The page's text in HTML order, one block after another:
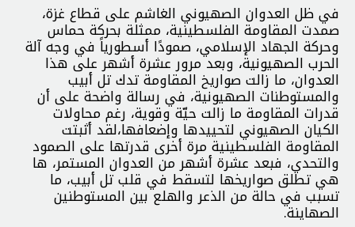
في ظل العدوان الصهيوني الغاشم على قطاع غزة،
صمدت المقاومة الفلسطينية، ممثلة بحركة حماس
وحركة الجهاد الإسلامي، صمودًا أسطورياً في وجه آلة
الحرب الصهيونية، وبعد مرور عشرة أشهر على هذا
العدوان، ما زالت صواريخ المقاومة تدك تل أبيب
والمستوطنات الصهيونية، في رسالة واضحة على أن
قدرات المقاومة ما زالت حيّة وقوية، رغم محاولات
الكيان الصهيوني لتحييدها وإضعافها،لقد أثبتت
المقاومة الفلسطينية مرة أخرى قدرتها على الصمود
والتحدي، فبعد عشرة أشهر من العدوان المستمر، ها
هي تطلق صواريخها لتسقط في قلب تل أبيب، ما
تسبب في حالة من الذعر والهلع بين المستوطنين
الصهاينة.